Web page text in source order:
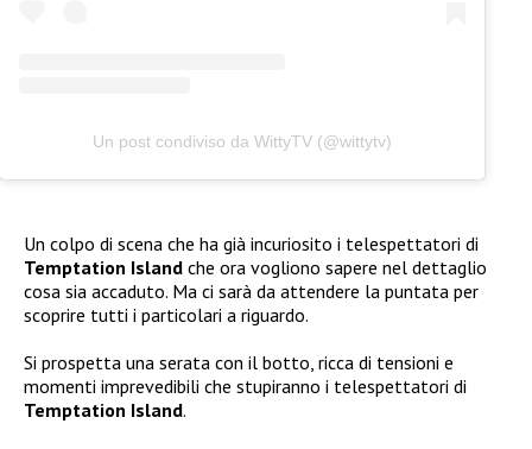
Un post condiviso da WittyTV (@wittytv)
Un colpo di scena che ha già incuriosito i telespettatori di
Temptation Island che ora vogliono sapere nel dettaglio
cosa sia accaduto. Ma ci sarà da attendere la puntata per
scoprire tutti i particolari a riguardo.
Si prospetta una serata con il botto, ricca di tensioni e
momenti imprevedibili che stupiranno i telespettatori di
Temptation Island.